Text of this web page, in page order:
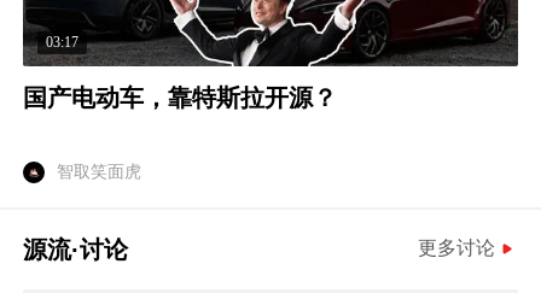
03:17
国产电动车，靠特斯拉开源？
智取笑面虎
源流·讨论 更多讨论